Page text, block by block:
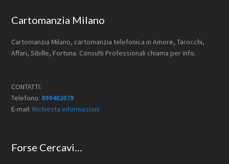
Footer
Cartomanzia Milano
Cartomanzia Milano, cartomanzia telefonica in Amore, Tarocchi,
Affari, Sibille, Fortuna. Consulti Professionali chiama per info.
CONTATTI:
Telefono: 899482079
E-mail:Richiesta informazioni
Forse Cercavi…